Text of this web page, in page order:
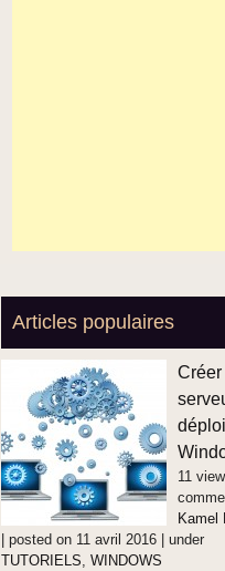
Articles populaires
Créer
11
Kamel
posted on 11 avril 2016
under
TUTORIELS, WINDOWS